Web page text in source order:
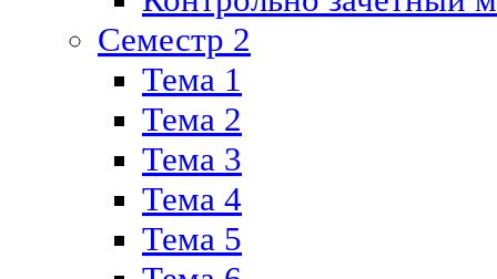
Семестр 2
Тема 1
Тема 2
Тема 3
Тема 4
Тема 5